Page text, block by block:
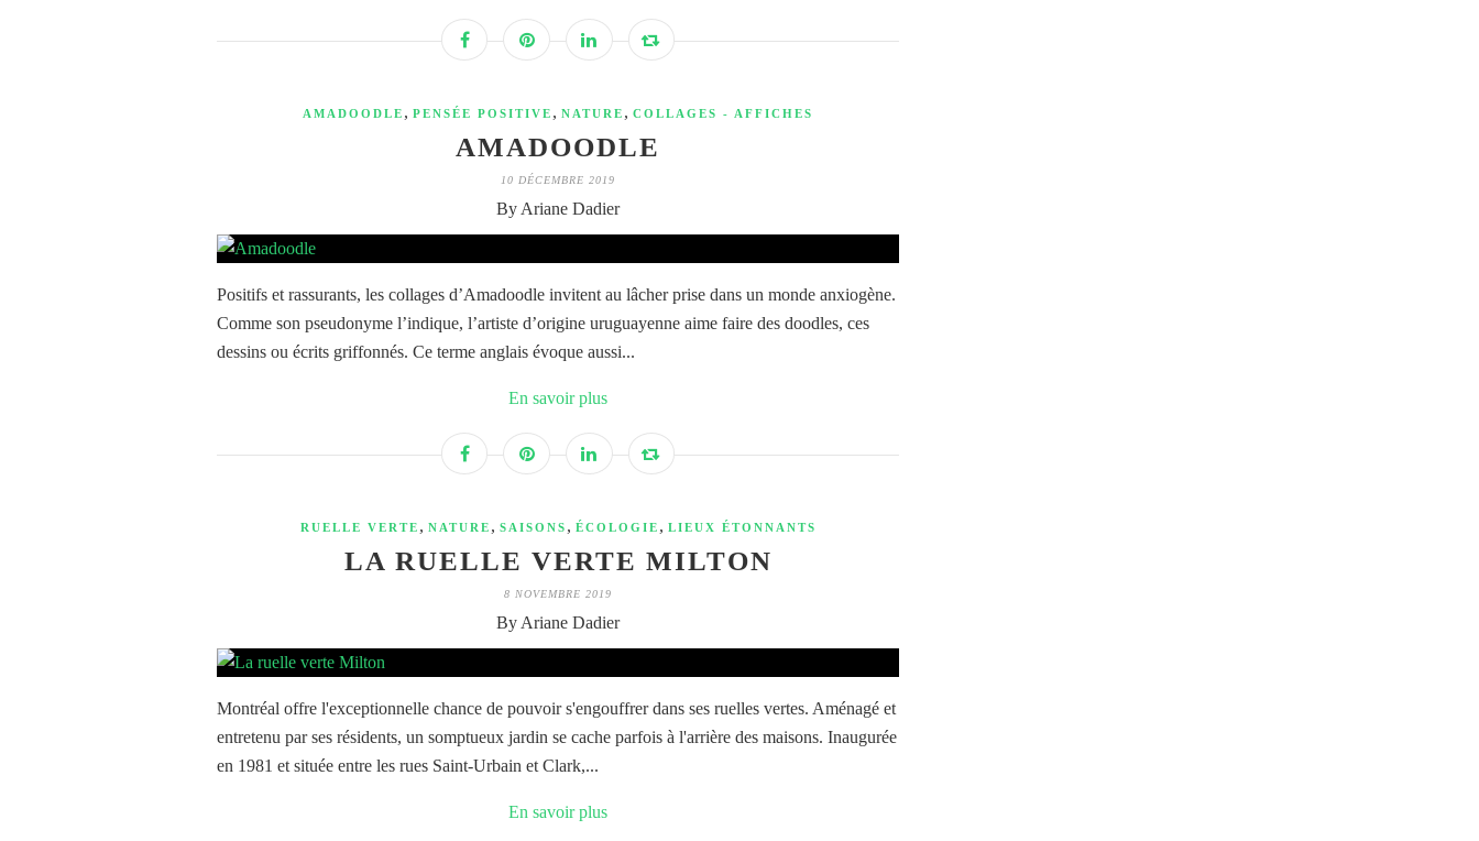
AMADOODLE , PENSÉE POSITIVE , NATURE , COLLAGES - AFFICHES
AMADOODLE
10 DÉCEMBRE 2019
By Ariane Dadier
Positifs et rassurants, les collages d’Amadoodle invitent au lâcher prise dans un monde anxiogène.
Comme son pseudonyme l’indique, l’artiste d’origine uruguayenne aime faire des doodles, ces
dessins ou écrits griffonnés. Ce terme anglais évoque aussi...
En savoir plus
RUELLE VERTE , NATURE , SAISONS , ÉCOLOGIE , LIEUX ÉTONNANTS
LA RUELLE VERTE MILTON
8 NOVEMBRE 2019
By Ariane Dadier
Montréal offre l'exceptionnelle chance de pouvoir s'engouffrer dans ses ruelles vertes. Aménagé et
entretenu par ses résidents, un somptueux jardin se cache parfois à l'arrière des maisons. Inaugurée
en 1981 et située entre les rues Saint-Urbain et Clark,...
En savoir plus